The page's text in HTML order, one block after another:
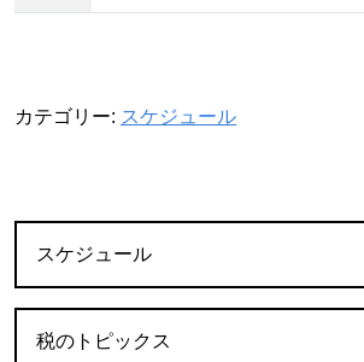
カテゴリー: スケジュール
スケジュール
税のトピックス